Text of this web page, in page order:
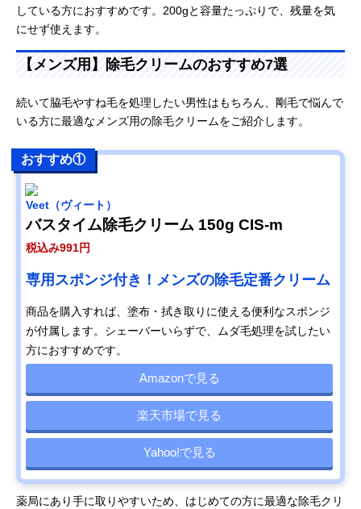
している方におすすめです。200gと容量たっぷりで、残量を気
にせず使えます。
【メンズ用】除毛クリームのおすすめ7選
続いて脇毛やすね毛を処理したい男性はもちろん、剛毛で悩んで
いる方に最適なメンズ用の除毛クリームをご紹介します。
おすすめ①
Veet（ヴィート）
バスタイム除毛クリーム 150g CIS-m
税込み991円
専用スポンジ付き！メンズの除毛定番クリーム
商品を購入すれば、塗布・拭き取りに使える便利なスポンジ
が付属します。シェーバーいらずで、ムダ毛処理を試したい
方におすすめです。
Amazonで見る
楽天市場で見る
Yahoo!で見る
薬局にあり手に取りやすいため、はじめての方に最適な除毛クリ